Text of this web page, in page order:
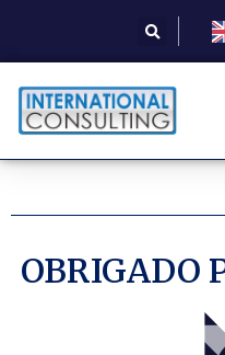
OBRIGADO